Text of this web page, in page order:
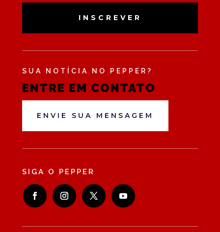
INSCREVER
SUA NOTÍCIA NO PEPPER?
ENTRE EM CONTATO
ENVIE SUA MENSAGEM
SIGA O PEPPER